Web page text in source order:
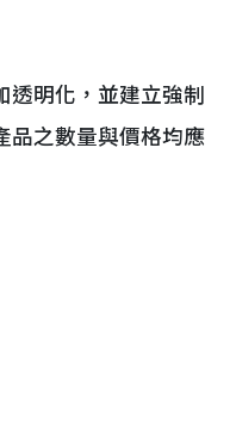
透明化，並建立強制
品之數量與價格均應